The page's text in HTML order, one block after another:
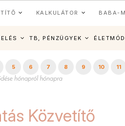
KALKULÁTOR BABA-
TB, PÉNZÜGYEK ÉLETMÓD
5 6 7 8 9 10 11
Közvetítő